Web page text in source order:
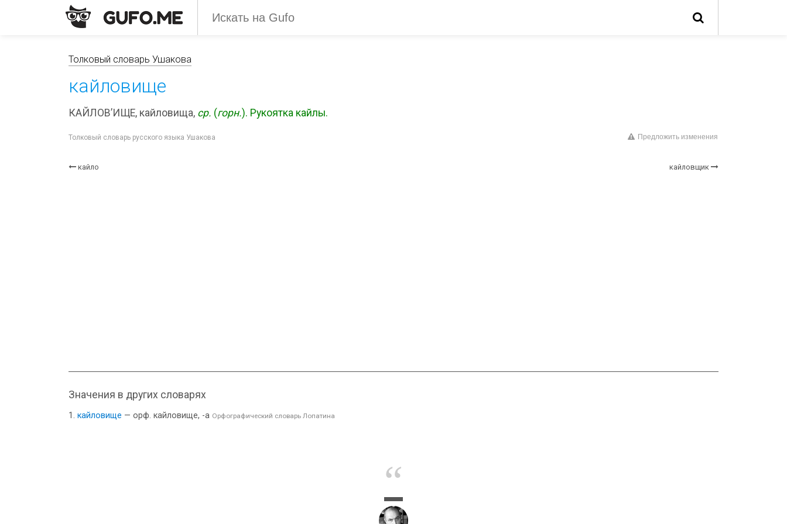
Толковый словарь Ушакова
кайловище
КАЙЛОВ’ИЩЕ, кайловища, ср. (горн.). Рукоятка кайлы.
Толковый словарь русского языка Ушакова Предложить изменения
кайло кайловщик
Значения в других словарях
кайловище — орф. кайловище, -а Орфографический словарь Лопатина